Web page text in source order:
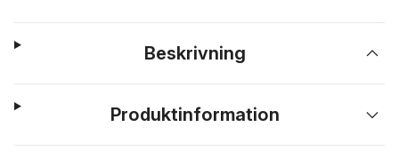
Beskrivning
Produktinformation